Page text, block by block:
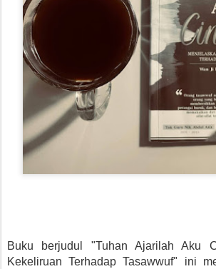
Buku berjudul "Tuhan Ajarilah Aku
Kekeliruan Terhadap Tasawwuf" ini